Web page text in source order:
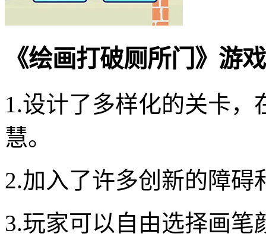
《绘画打破厕所门》游
1.设计了多样化的关卡
慧。
2.加入了许多创新的障
3.玩家可以自由选择画